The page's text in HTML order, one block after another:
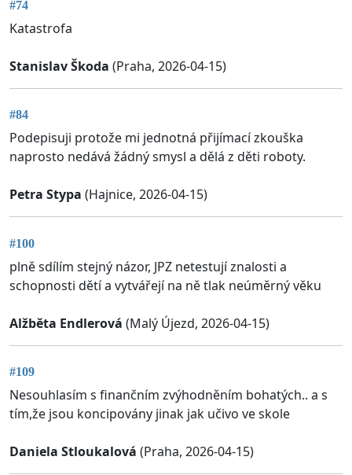
#74
Katastrofa
Stanislav Škoda (Praha, 2026-04-15)
#84
Podepisuji protože mi jednotná přijímací zkouška
naprosto nedává žádný smysl a dělá z děti roboty.
Petra Stypa (Hajnice, 2026-04-15)
#100
plně sdílím stejný názor, JPZ netestují znalosti a
schopnosti dětí a vytvářejí na ně tlak neúměrný věku
Alžběta Endlerová (Malý Újezd, 2026-04-15)
#109
Nesouhlasím s finančním zvýhodněním bohatých.. a s
tím,že jsou koncipovány jinak jak učivo ve skole
Daniela Stloukalová (Praha, 2026-04-15)